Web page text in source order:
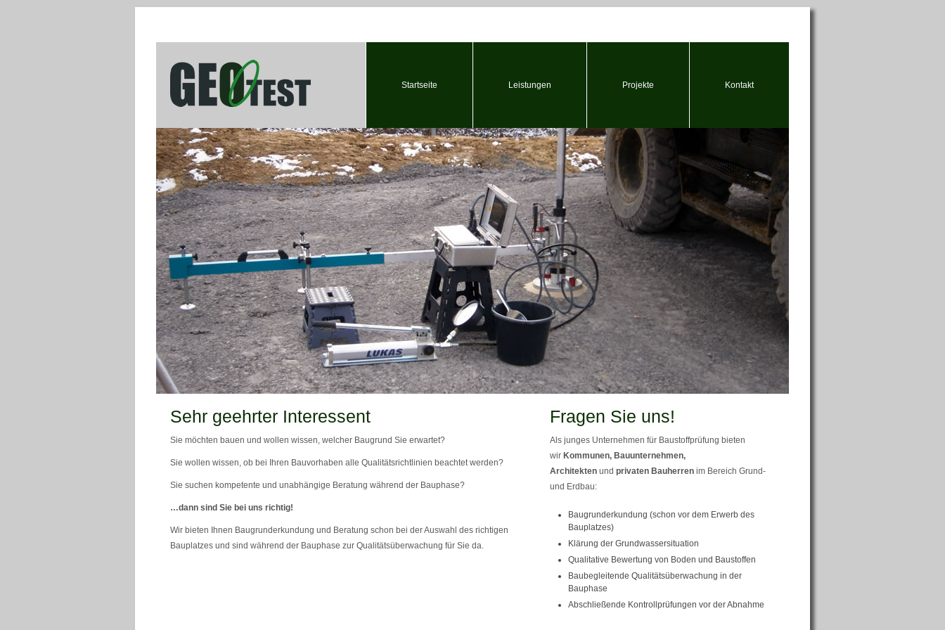
Startseite Leistungen Projekte Kontakt
Sehr geehrter Interessent
Sie möchten bauen und wollen wissen, welcher Baugrund Sie erwartet?
Sie wollen wissen, ob bei Ihren Bauvorhaben alle Qualitätsrichtlinien beachtet werden?
Sie suchen kompetente und unabhängige Beratung während der Bauphase?
…dann sind Sie bei uns richtig!
Wir bieten Ihnen Baugrunderkundung und Beratung schon bei der Auswahl des richtigen
Bauplatzes und sind während der Bauphase zur Qualitätsüberwachung für Sie da.
Fragen Sie uns!
Als junges Unternehmen für Baustoffprüfung bieten
wir Kommunen, Bauunternehmen,
Architekten und privaten Bauherren im Bereich Grund-
und Erdbau:
Baugrunderkundung (schon vor dem Erwerb des
Bauplatzes)
Klärung der Grundwassersituation
Qualitative Bewertung von Boden und Baustoffen
Baubegleitende Qualitätsüberwachung in der
Bauphase
Abschließende Kontrollprüfungen vor der Abnahme